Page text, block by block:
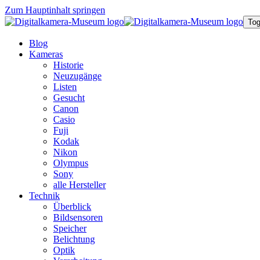
Zum Hauptinhalt springen
Blog
Kameras
Historie
Neuzugänge
Listen
Gesucht
Canon
Casio
Fuji
Kodak
Nikon
Olympus
Sony
alle Hersteller
Technik
Überblick
Bildsensoren
Speicher
Belichtung
Optik